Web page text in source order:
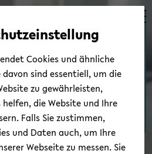
Automatische
vermeiden
skip
main
skip
main
skip
footer
Cookies und ähnliche
davon sind essentiell, um die
zu gewährleisten,
die Website und Ihre
Falls Sie zustimmen,
und Daten auch, um Ihre
Webseite zu messen. Sie